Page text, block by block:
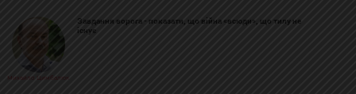
Михайло Цимбалюк
Завдання ворога - показати, що війна «всюди», що тилу не
існує